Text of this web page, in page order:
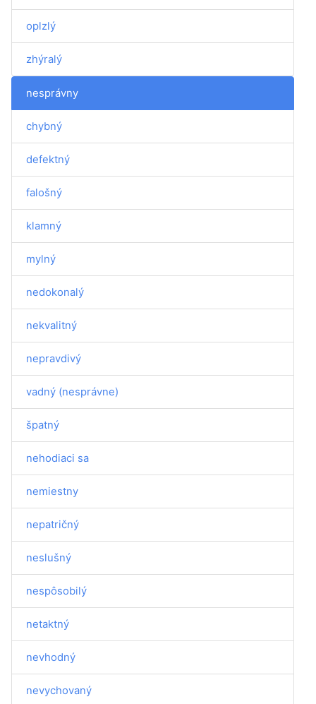
oplzlý
zhýralý
nesprávny
chybný
defektný
falošný
klamný
mylný
nedokonalý
nekvalitný
nepravdivý
vadný (nesprávne)
špatný
nehodiaci sa
nemiestny
nepatričný
neslušný
nespôsobilý
netaktný
nevhodný
nevychovaný